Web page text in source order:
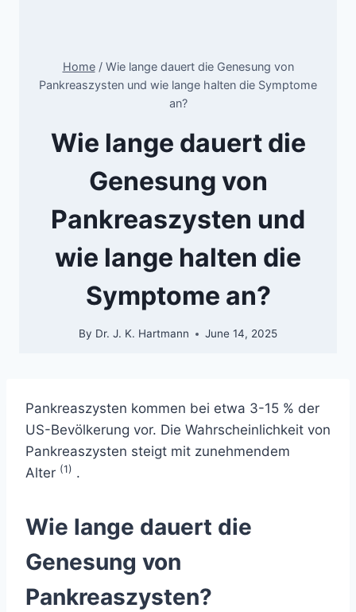
Home / Wie lange dauert die Genesung von
Pankreaszysten und wie lange halten die Symptome
an?
Wie lange dauert die
Genesung von
Pankreaszysten und
wie lange halten die
Symptome an?
By Dr. J. K. Hartmann June 14, 2025
Pankreaszysten kommen bei etwa 3-15 % der
US-Bevölkerung vor. Die Wahrscheinlichkeit von
Pankreaszysten steigt mit zunehmendem
Alter (1) .
Wie lange dauert die
Genesung von
Pankreaszysten?